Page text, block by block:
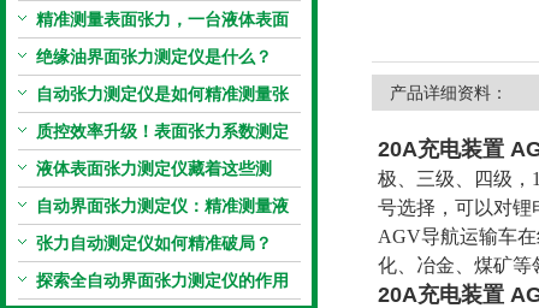
原理到应用全掌握
精准测量表面张力，一台液体表面
张力系数测量仪就够了
绝缘油界面张力测定仪是什么？
自动张力测定仪是如何精准测量张
力的？
质控效率升级！表面张力系数测定
仪真香警告
液体表面张力测定仪藏着这些测
定“小窍门”
自动界面张力测定仪：精准测量液
体界面张力的关键设备
张力自动测定仪如何精准破局？
探索全自动界面张力测定仪的作用
产品详细资料：
20A充电装置
极、三级、四级，
号选择，可以对锂
AGV导航运输车
化、冶金、煤矿等
20A充电装置